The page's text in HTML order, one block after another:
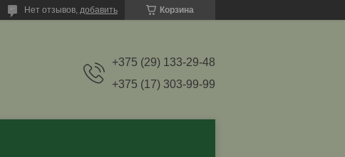
Корзина
Нет отзывов, добавить
+375 (29) 133-29-48
+375 (17) 303-99-99